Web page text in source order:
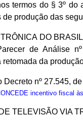
termos do § 3º do
produção das
DO
de Análise
da
nº 27.545,
incentivo fiscal
TELEVISÃO VIA